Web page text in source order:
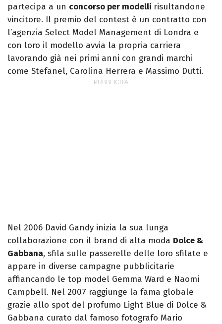
partecipa a un concorso per modelli risultandone
vincitore. Il premio del contest è un contratto con
l’agenzia Select Model Management di Londra e
con loro il modello avvia la propria carriera
lavorando già nei primi anni con grandi marchi
come Stefanel, Carolina Herrera e Massimo Dutti.
Nel 2006 David Gandy inizia la sua lunga
collaborazione con il brand di alta moda Dolce &
Gabbana, sfila sulle passerelle delle loro sfilate e
appare in diverse campagne pubblicitarie
affiancando le top model Gemma Ward e Naomi
Campbell. Nel 2007 raggiunge la fama globale
grazie allo spot del profumo Light Blue di Dolce &
Gabbana curato dal famoso fotografo Mario